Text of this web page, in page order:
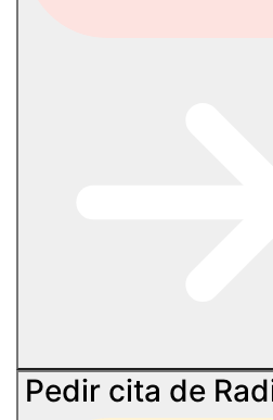
Pedir cita de